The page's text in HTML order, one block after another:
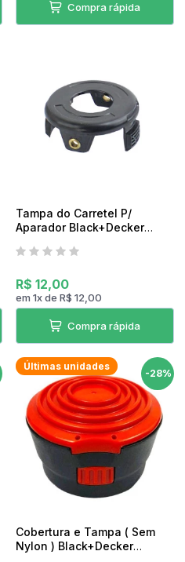
Compra rápida
Tampa do Carretel P/
Aparador Black+Decker
R$ 12,00
em1xdeR$ 12,00
Compra rápida
-28%
Últimas unidades
Cobertura e Tampa ( Sem
Nylon ) Black+Decker